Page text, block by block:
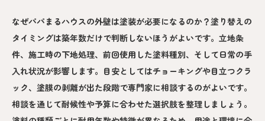
なぜパパまるハウスの外壁は塗装が必要になるのか？塗り替えの
タイミングは築年数だけで判断しないほうがよいです。立地条
件、施工時の下地処理、前回使用した塗料種別、そして日常の手
入れ状況が影響します。目安としてはチョーキングや目立つクラ
ック、塗膜の剥離が出た段階で専門家に相談するのがよいです。
相談を通じて耐候性や予算に合わせた選択肢を整理しましょう。